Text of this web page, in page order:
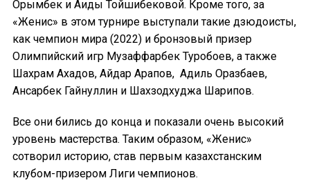
Орымбек и Аиды Тойшибековой. Кроме того, за
«Женис» в этом турнире выступали такие дзюдоисты,
как чемпион мира (2022) и бронзовый призер
Олимпийский игр Музаффарбек Туробоев, а также
Шахрам Ахадов, Айдар Арапов, Адиль Оразбаев,
Ансарбек Гайнуллин и Шахзодхуджа Шарипов.
Все они бились до конца и показали очень высокий
уровень мастерства. Таким образом, «Женис»
сотворил историю, став первым казахстанским
клубом-призером Лиги чемпионов.